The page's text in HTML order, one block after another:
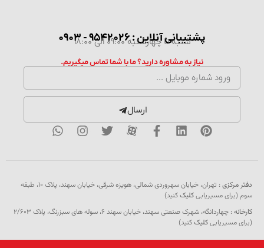
پشتیبانی آنلاین : 9542026 - 0903
شنبه تا چهارشنبه 09:00 الی 18:00
نیاز به مشاوره دارید؟ ما با شما تماس میگیریم.
ارسال
دفتر مرکزی :
تهران، خیابان سهروردی شمالی، هویزه شرقی، خیابان سهند، پلاک ۱۰، طبقه
سوم (برای مسیریابیکلیککنید)
کارخانه :
چهاردانگه، شهرک صنعتی سهند، خیابان سهند 6، سوله های سبزرنگ، پلاک 2/603
(برای مسیریابیکلیککنید)